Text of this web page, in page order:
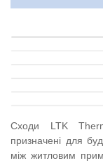
Сходи LTK
призначені для
між житловим